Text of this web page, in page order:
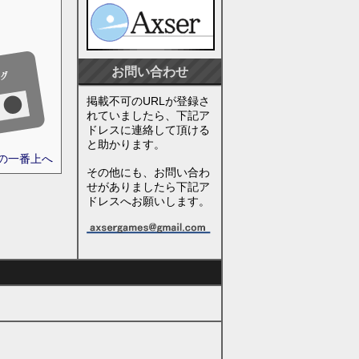
一番上へ
お問い合わせ
掲載不可のURLが登録さ
れていましたら、下記ア
ドレスに連絡して頂ける
と助かります。
その他にも、お問い合わ
せがありましたら下記ア
ドレスへお願いします。